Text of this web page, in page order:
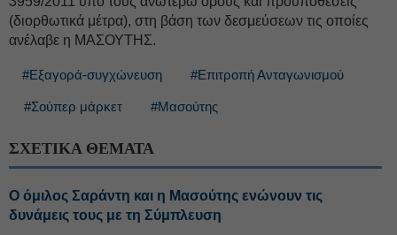
(διορθωτικά μέτρα), στη βάση των δεσμεύσεων τις οποίες
ανέλαβε η ΜΑΣΟΥΤΗΣ.
#Εξαγορά-συγχώνευση #Επιτροπή Ανταγωνισμού
#Σούπερ μάρκετ #Μασούτης
ΣΧΕΤΙΚΑ ΘΕΜΑΤΑ
Ο όμιλος Σαράντη και η Μασούτης ενώνουν τις
δυνάμεις τους με τη Σύμπλευση